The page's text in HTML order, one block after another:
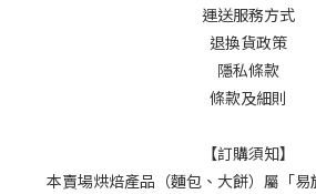
運送服務方式
退換貨政策
隱私條款
條款及細則
【訂購須知】
本賣場烘焙產品（麵包、大餅）屬「